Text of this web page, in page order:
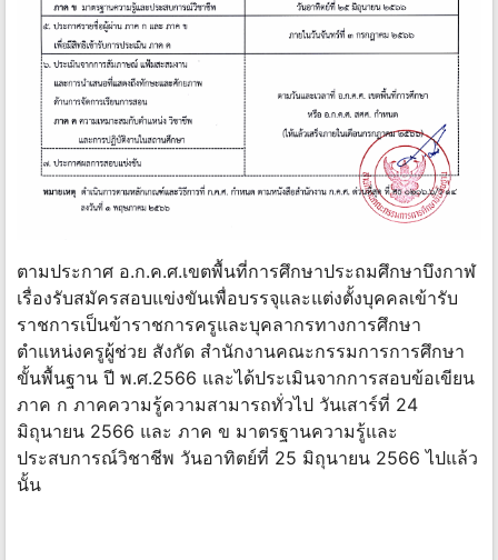
ตามประกาศ อ.ก.ค.ศ.เขตพื้นที่การศึกษาประถมศึกษาบึงกาฬ
เรื่องรับสมัครสอบแข่งขันเพื่อบรรจุและแต่งตั้งบุคคลเข้ารับ
ราชการเป็นข้าราชการครูและบุคลากรทางการศึกษา
ตำแหน่งครูผู้ช่วย สังกัด สำนักงานคณะกรรมการการศึกษา
ขั้นพื้นฐาน ปี พ.ศ.2566 และได้ประเมินจากการสอบข้อเขียน
ภาค ก ภาคความรู้ความสามารถทั่วไป วันเสาร์ที่ 24
มิถุนายน 2566 และ ภาค ข มาตรฐานความรู้และ
ประสบการณ์วิชาชีพ วันอาทิตย์ที่ 25 มิถุนายน 2566 ไปแล้ว
นั้น